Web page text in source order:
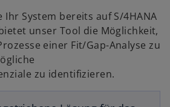
Ihr System bereits auf S/4HANA
unser Tool die Möglichkeit,
einer Fit/Gap-Analyse zu
zu identifizieren.
n
e
r
n
e
u
w
ir
d
i
e